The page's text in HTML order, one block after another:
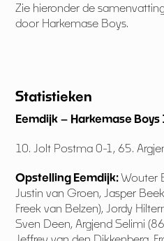
Zie hieronder de
door Harkemase Boys.
Statistieken
Eemdijk – Harkemase Boys
10. Jolt Postma 0-1, 65.
Opstelling Eemdijk:Wouter
Justin van Groen, Jasper
Freek van Belzen), Jordy
Sven Deen, Argjend Selimi